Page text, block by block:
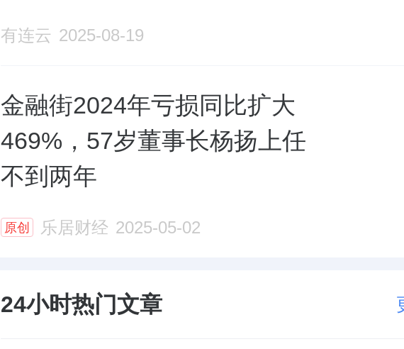
有连云 2025-08-19
金融街2024年亏损同比扩大
469%，57岁董事长杨扬上任
不到两年
原创 乐居财经 2025-05-02
24小时热门文章